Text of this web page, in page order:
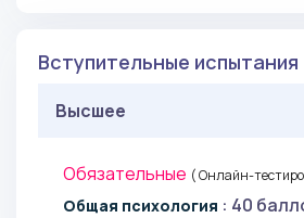
Вступительные испытания
Высшее
Обязательные ( Онлайн-
Общая психология : 40